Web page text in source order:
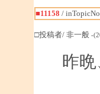
■11158 /
□投稿者/ 非一般 -
昨